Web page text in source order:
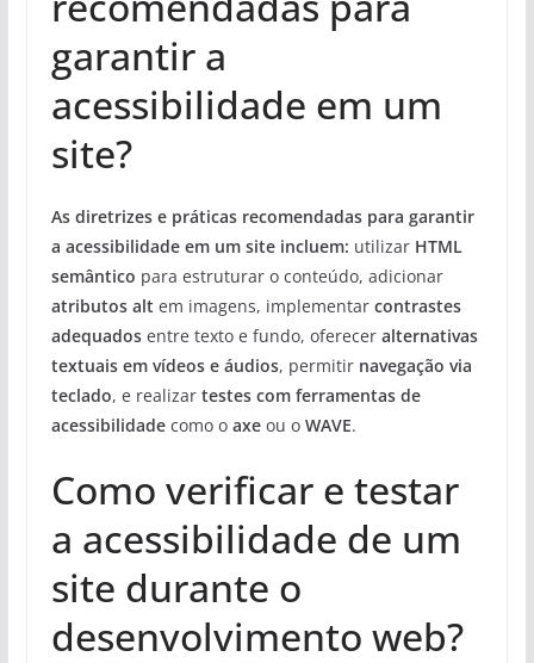
garantir a
acessibilidade em um
site?
As diretrizes e práticas recomendadas para garantir
a acessibilidade em um site incluem: utilizar HTML
semântico para estruturar o conteúdo, adicionar
atributos alt em imagens, implementar contrastes
adequadosentre texto e fundo, oferecer alternativas
textuais em vídeos e áudios, permitir navegação via
teclado, e realizar testes com ferramentas de
acessibilidadecomo o axeou o WAVE.
Como verificar e testar
a acessibilidade de um
site durante o
desenvolvimento web?